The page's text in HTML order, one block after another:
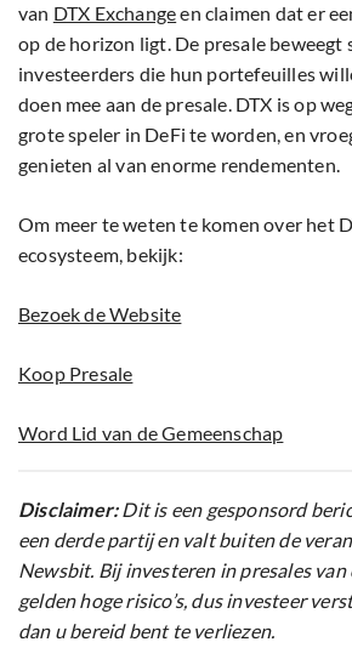
van DTX Exchangeen claimen dat er
op de horizon ligt. De presale beweegt
investeerders die hun portefeuilles
doen mee aan de presale. DTX is op
grote speler in DeFi te worden, en
genieten al van enorme rendementen.
Om meer te weten te komen over het
ecosysteem, bekijk:
Bezoek de Website
Koop Presale
Word Lid van de Gemeenschap
Disclaimer:Dit is een gesponsord
een derde partij en valt buiten de
Newsbit. Bij investeren in presales
gelden hoge risico’s, dus investeer
dan u bereid bent te verliezen.